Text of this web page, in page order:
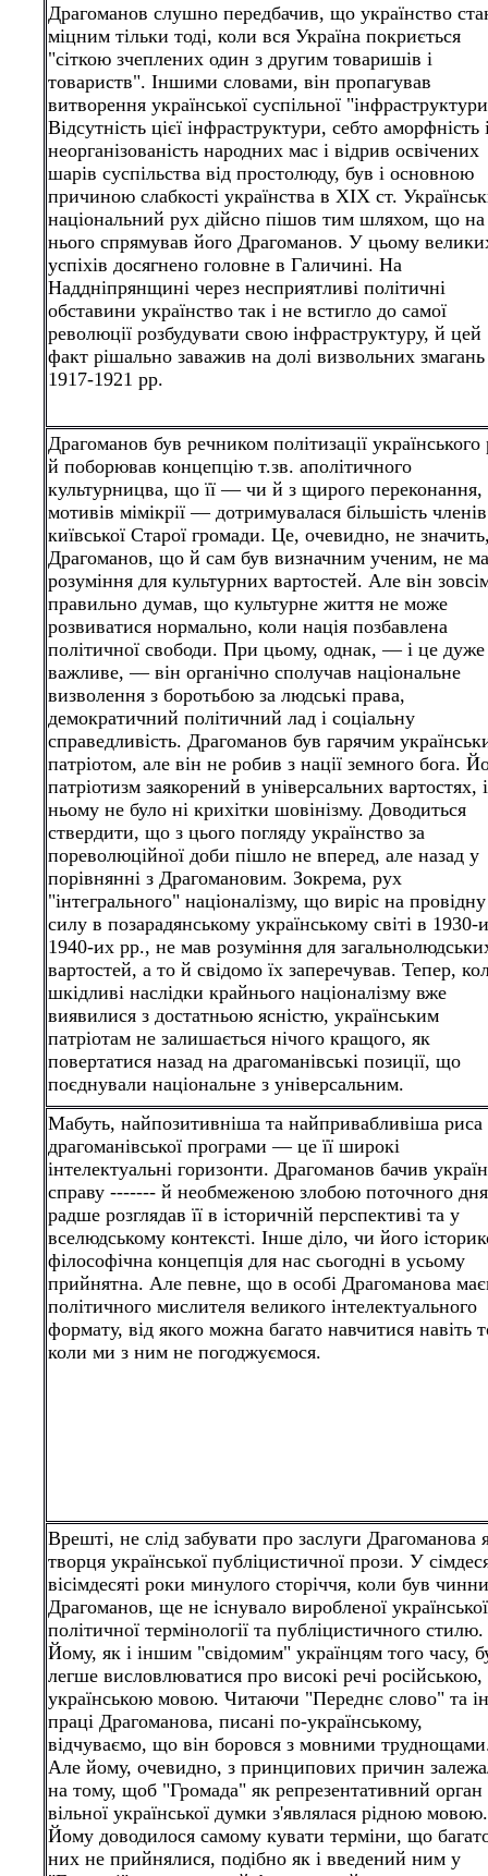
Драгоманов слушно передбачив, що українство
міцним тільки тоді, коли вся Україна покриється
"сіткою зчеплених один з другим товаришів і
товариств". Іншими словами, він пропагував
витворення української суспільної
Відсутність цієї інфраструктури, себто аморфність
неорганізованість народних мас і відрив освічених
шарів суспільства від простолюду, був і основною
причиною слабкості українства в XIX ст.
національний рух дійсно пішов тим шляхом, що на
нього спрямував його Драгоманов. У цьому
успіхів досягнено головне в Галичині. На
Наддніпрянщині через несприятливі політичні
обставини українство так і не встигло до самої
революції розбудувати свою інфраструктуру, й цей
факт рішально заважив на долі визвольних змагань
1917-1921 рр.
Драгоманов був речником політизації українського
й поборював концепцію т.зв. аполітичного
культурницва, що її — чи й з щирого переконання,
мотивів мімікрії — дотримувалася більшість членів
київської Старої громади. Це, очевидно, не
Драгоманов, що й сам був визначним ученим, не
розуміння для культурних вартостей. Але він
правильно думав, що культурне життя не може
розвиватися нормально, коли нація позбавлена
політичної свободи. При цьому, однак, — і це дуже
важливе, — він органічно сполучав національне
визволення з боротьбою за людські права,
демократичний політичний лад і соціальну
справедливість. Драгоманов був гарячим
патріотом, але він не робив з нації земного бога.
патріотизм заякорений в універсальних вартостях,
ньому не було ні крихітки шовінізму. Доводиться
ствердити, що з цього погляду українство за
пореволюційної доби пішло не вперед, але назад у
порівнянні з Драгомановим. Зокрема, рух
"інтегрального" націоналізму, що виріс на провідну
силу в позарадянському українському світі в 1930-
1940-их рр., не мав розуміння для
вартостей, а то й свідомо їх заперечував. Тепер,
шкідливі наслідки крайнього націоналізму вже
виявилися з достатньою ясністю, українським
патріотам не залишається нічого кращого, як
повертатися назад на драгоманівські позиції, що
поєднували національне з універсальним.
Мабуть, найпозитивніша та найпривабливіша риса
драгоманівської програми — це її широкі
інтелектуальні горизонти. Драгоманов бачив
справу ------- й необмеженою злобою поточного
радше розглядав її в історичній перспективі та у
вселюдському контексті. Інше діло, чи його
філософічна концепція для нас сьогодні в усьому
прийнятна. Але певне, що в особі Драгоманова
політичного мислителя великого інтелектуального
формату, від якого можна багато навчитися навіть
коли ми з ним не погоджуємося.
Врешті, не слід забувати про заслуги Драгоманова
творця української публіцистичної прози. У
вісімдесяті роки минулого сторіччя, коли був
Драгоманов, ще не існувало виробленої української
політичної термінології та публіцистичного стилю.
Йому, як і іншим "свідомим" українцям того часу,
легше висловлюватися про високі речі російською,
українською мовою. Читаючи "Переднє слово" та
праці Драгоманова, писані по-українському,
відчуваємо, що він боровся з мовними
Але йому, очевидно, з принципових причин
на тому, щоб "Громада" як репрезентативний орган
вільної української думки з'являлася рідною мовою.
Йому доводилося самому кувати терміни, що
них не прийнялися, подібно як і введений ним у